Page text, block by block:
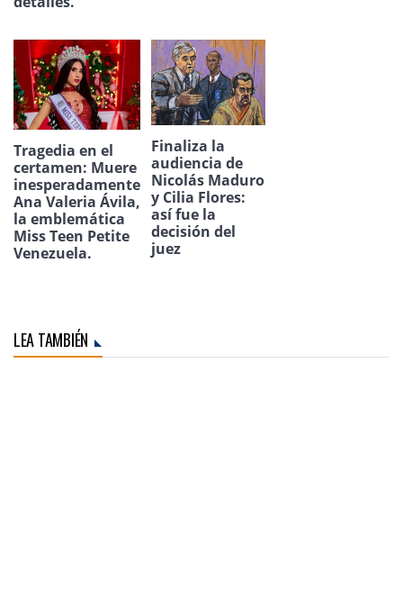
Tragedia en el
certamen: Muere
inesperadamente
Ana Valeria Ávila,
la emblemática
Miss Teen Petite
Venezuela.
Finaliza la
audiencia de
Nicolás Maduro
y Cilia Flores:
así fue la
decisión del
juez
LEA TAMBIÉN